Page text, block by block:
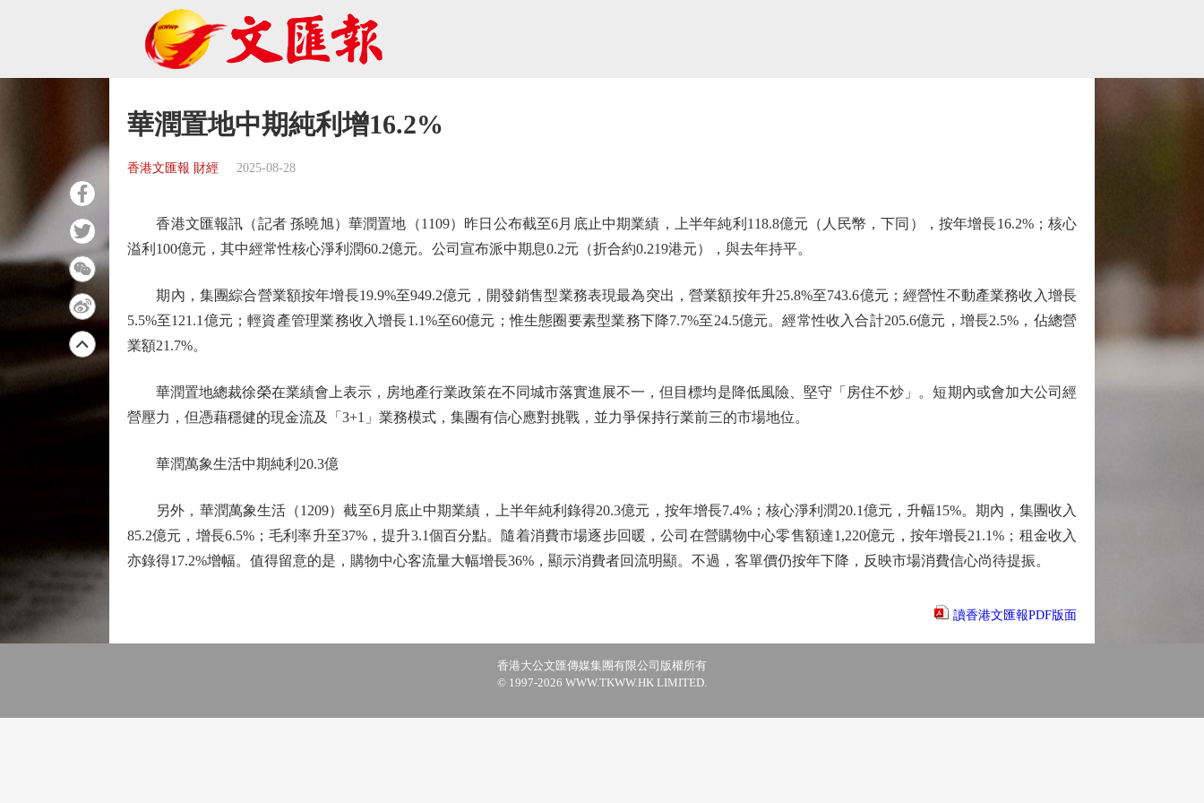
華潤置地中期純利增16.2%
香港文匯報 財經 2025-08-28
香港文匯報訊（記者 孫曉旭）華潤置地（1109）昨日公布截至6月底止中期業績，上半年純利118.8億元（人民幣，下同），按年增長16.2%；核心
溢利100億元，其中經常性核心淨利潤60.2億元。公司宣布派中期息0.2元（折合約0.219港元），與去年持平。
期內，集團綜合營業額按年增長19.9%至949.2億元，開發銷售型業務表現最為突出，營業額按年升25.8%至743.6億元；經營性不動產業務收入增長
5.5%至121.1億元；輕資產管理業務收入增長1.1%至60億元；惟生態圈要素型業務下降7.7%至24.5億元。經常性收入合計205.6億元，增長2.5%，佔總營
業額21.7%。
華潤置地總裁徐榮在業績會上表示，房地產行業政策在不同城市落實進展不一，但目標均是降低風險、堅守「房住不炒」。短期內或會加大公司經
營壓力，但憑藉穩健的現金流及「3+1」業務模式，集團有信心應對挑戰，並力爭保持行業前三的市場地位。
華潤萬象生活中期純利20.3億
另外，華潤萬象生活（1209）截至6月底止中期業績，上半年純利錄得20.3億元，按年增長7.4%；核心淨利潤20.1億元，升幅15%。期內，集團收入
85.2億元，增長6.5%；毛利率升至37%，提升3.1個百分點。隨着消費市場逐步回暖，公司在營購物中心零售額達1,220億元，按年增長21.1%；租金收入
亦錄得17.2%增幅。值得留意的是，購物中心客流量大幅增長36%，顯示消費者回流明顯。不過，客單價仍按年下降，反映市場消費信心尚待提振。
讀香港文匯報PDF版面
香港大公文匯傳媒集團有限公司版權所有
© 1997-2026 WWW.TKWW.HK LIMITED.